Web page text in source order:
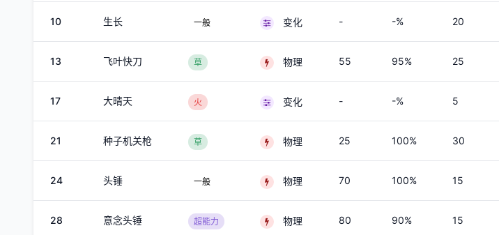
10 生长 一般 变化 - -% 20
13 飞叶快刀 草 物理 55 95% 25
17 大晴天 火 变化 - -% 5
21 种子机关枪 草 物理 25 100% 30
24 头锤 一般 物理 70 100% 15
28 意念头锤 超能力 物理 80 90% 15